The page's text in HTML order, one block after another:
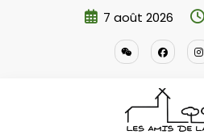
7 août 2026